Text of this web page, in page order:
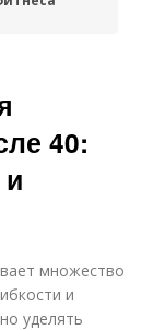
40:
множество
и
уделять